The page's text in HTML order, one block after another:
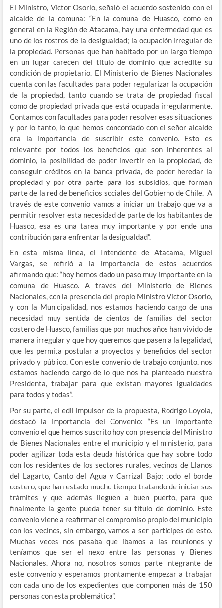
El Ministro, Víctor Osorio, señaló el acuerdo sostenido con el
alcalde de la comuna: “En la comuna de Huasco, como en
general en la Región de Atacama, hay una enfermedad que es
uno de los rostros de la desigualdad; la ocupación irregular de
la propiedad. Personas que han habitado por un largo tiempo
en un lugar carecen del título de dominio que acredite su
condición de propietario. El Ministerio de Bienes Nacionales
cuenta con las facultades para poder regularizar la ocupación
de la propiedad, tanto cuando se trata de propiedad fiscal
como de propiedad privada que está ocupada irregularmente.
Contamos con facultades para poder resolver esas situaciones
y por lo tanto, lo que hemos concordado con el señor alcalde
era la importancia de suscribir este convenio. Esto es
relevante por todos los beneficios que son inherentes al
dominio, la posibilidad de poder invertir en la propiedad, de
conseguir créditos en la banca privada, de poder heredar la
propiedad y por otra parte para los subsidios, que forman
parte de la red de beneficios sociales del Gobierno de Chile. A
través de este convenio vamos a iniciar un trabajo que va a
permitir resolver esta necesidad de parte de los habitantes de
Huasco, esa es una tarea muy importante y por ende una
contribución para enfrentar la desigualdad”.
En esta misma línea, el Intendente de Atacama, Miguel
Vargas, se refirió a la importancia de estos acuerdos
afirmando que: “hoy hemos dado un paso muy importante en la
comuna de Huasco. A través del Ministerio de Bienes
Nacionales, con la presencia del propio Ministro Víctor Osorio,
y con la Municipalidad, nos estamos haciendo cargo de una
necesidad muy sentida de cientos de familias del sector
costero de Huasco, familias que por muchos años han vivido de
manera irregular y que hoy queremos que pasen a la legalidad,
que les permita postular a proyectos y beneficios del sector
privado y público. Con este convenio de trabajo conjunto, nos
estamos haciendo cargo de lo que nos ha planteado nuestra
Presidenta, trabajar para que existan mayores igualdades
para todos y todas”.
Por su parte, el edil impulsor de la propuesta, Rodrigo Loyola,
destacó la importancia del Convenio: “Es un importante
convenio el que hemos suscrito hoy con presencia del Ministro
de Bienes Nacionales entre el municipio y el ministerio, para
poder agilizar toda esta deuda histórica que hay sobre todo
con los residentes de los sectores rurales, vecinos de Llanos
del Lagarto, Canto del Agua y Carrizal Bajo; todo el borde
costero, que han estado mucho tiempo tratando de iniciar sus
trámites y que además lleguen a buen puerto, para que
finalmente la gente pueda tener su titulo de dominio. Este
convenio viene a reafirmar el compromiso propio del municipio
con los vecinos, sin embargo, vamos a ser partícipes de esto.
Muchas veces nos pasaba que íbamos a las reuniones y
teníamos que ser el nexo entre las personas y Bienes
Nacionales. Ahora no, nosotros somos parte integrante de
este convenio y esperamos prontamente empezar a trabajar
con cada uno de los expedientes que componen más de 150
personas con esta problemática”.